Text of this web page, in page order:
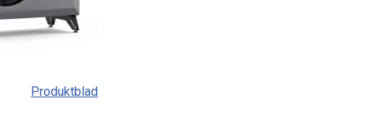
Produktblad